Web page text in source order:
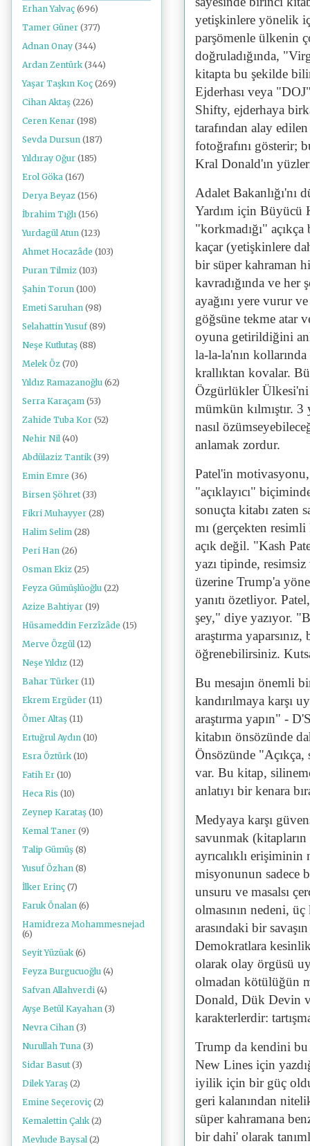
yetişkinlere yönelik
parşömenle ülkenin
doğruladığında,
kitapta bu şekilde
Ejderhası veya
Shifty, ejderhaya
tarafından alay
fotoğrafını gösterir;
Kral Donald'ın
Adalet Bakanlığı'nı
Yardım için Büyücü
"korkmadığı"
kaçar (yetişkinlere
bir süper kahraman
kavradığında ve
ayağını yere vurur
göğsüne tekme atar
oyuna getirildiğini
la-la-la'nın
krallıktan kovalar.
Özgürlükler
mümkün kılmıştır.
nasıl
anlamak zordur.
Patel'in
"açıklayıcı"
sonuçta kitabı zaten
mı (gerçekten
açık değil. "Kash
yazı tipinde,
üzerine Trump'a
yanıtı özetliyor.
şey," diye yazıyor.
araştırma
öğrenebilirsiniz.
Bu mesajın önemli
kandırılmaya karşı
araştırma yapın" -
kitabın önsözünde
Önsözünde "Açıkça,
var. Bu kitap,
anlatıyı bir kenara
Medyaya karşı
savunmak (kitapların
ayrıcalıklı
misyonunun sadece
unsuru ve masalsı
olmasının nedeni,
arasındaki bir
Demokratlara
olarak olay örgüsü
olmadan kötülüğün
Donald, Dük Devin
karakterlerdir:
Trump da kendini
New Lines için
iyilik için bir güç
geri kalanından
süper kahramana
bir dahi' olarak
Erhan Yalvaç (696)
Tamer Güner (377)
Adnan Onay (344)
Ardan Zentürk (344)
Yaşar Taşkın Koç (269)
Cihan Aktaş (226)
Ceren Kenar (198)
Sevda Dursun (187)
Yıldıray Oğur (185)
Erol Göka (167)
Derya Beyaz (156)
İbrahim Tığlı (156)
Yurdagül Atun (123)
Ahmet Hocazâde (103)
Puran Tilmiz (103)
Şahin Torun (100)
Emeti Saruhan (98)
Selahattin Yusuf (89)
Neşe Kutlutaş (88)
Melek Öz (70)
Yıldız Ramazanoğlu (62)
Serra Karaçam (53)
Zahide Tuba Kor (52)
Nehir Nil (40)
Abdülaziz Tantik (39)
Emin Emre (36)
Birsen Şöhret (33)
Fikri Muhayyer (28)
Halim Selim (28)
Peri Han (26)
Osman Ekiz (25)
Feyza Gümüşlüoğlu (22)
Azize Bahtiyar (19)
Hüsameddin Ferzîzâde (15)
Merve Özgül (12)
Neşe Yıldız (12)
Bahar Türker (11)
Ekrem Ergüder (11)
Ömer Altaş (11)
Ertuğrul Aydın (10)
Esra Öztürk (10)
Fatih Er (10)
Heca Ris (10)
Zeynep Karataş (10)
Kemal Taner (9)
Talip Gümüş (8)
Yusuf Özhan (8)
İlker Erinç (7)
Faruk Önalan (6)
Hamidreza Mohammesnejad
(6)
Seyit Yüzüak (6)
Feyza Burgucuoğlu (4)
Safvan Allahverdi (4)
Ayşe Betül Kayahan (3)
Nevra Cihan (3)
Nurullah Tuna (3)
Sidar Basut (3)
Dilek Yaraş (2)
Emine Seçeroviç (2)
Kemalettin Çalık (2)
Mevlude Baysal (2)